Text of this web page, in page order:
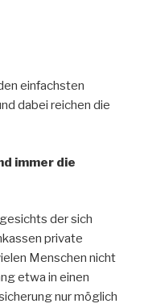
einfachsten
dabei reichen die
immer die
der sich
private
Menschen nicht
etwa in einen
nur möglich